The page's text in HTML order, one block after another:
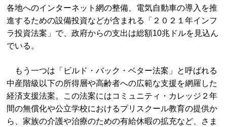
各地へのインターネット網の整備、電気自動車の導入を推
進するための設備投資などが含まれる「２０２１年インフ
ラ投資法案」で、政府からの支出は総額10兆ドルを見込ん
でいる。
もう一つは「ビルド・バック・ベター法案」と呼ばれる
中産階級以下の所得層や高齢者への広範な支援を網羅した
経済支援法案。この法案にはコミュニティ・カレッジ２年
間の無償化や公立学校におけるプリスクール教育の提供か
ら、家族の介護や治療のための有給休暇の拡充など、さま